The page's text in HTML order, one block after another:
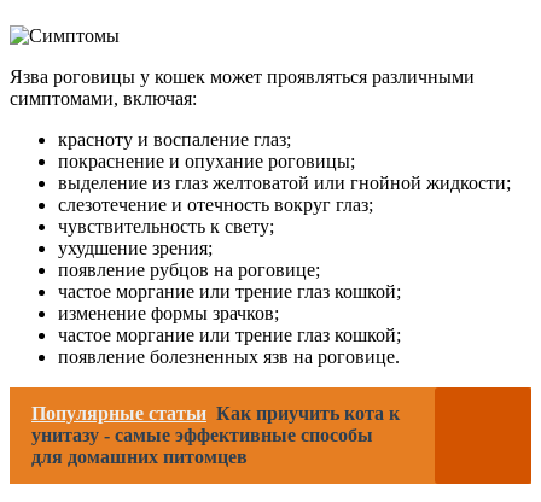
Язва роговицы у кошек может проявляться различными
симптомами, включая:
красноту и воспаление глаз;
покраснение и опухание роговицы;
выделение из глаз желтоватой или гнойной жидкости;
слезотечение и отечность вокруг глаз;
чувствительность к свету;
ухудшение зрения;
появление рубцов на роговице;
частое моргание или трение глаз кошкой;
изменение формы зрачков;
частое моргание или трение глаз кошкой;
появление болезненных язв на роговице.
Популярные статьи Как приучить кота к
унитазу - самые эффективные способы
для домашних питомцев